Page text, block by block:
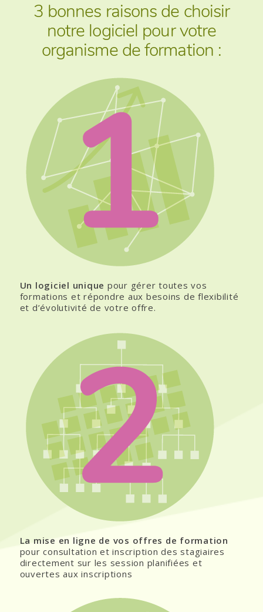
3 bonnes raisons de choisir
notre logiciel pour votre
organisme de formation :
Un logiciel unique pour gérer toutes vos
formations et répondre aux besoins de flexibilité
et d’évolutivité de votre offre.
La mise en ligne de vos offres de formation
pour consultation et inscription des stagiaires
directement sur les session planifiées et
ouvertes aux inscriptions